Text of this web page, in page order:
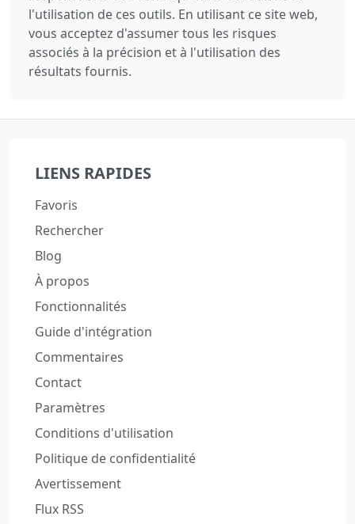
l'utilisation de ces outils. En utilisant ce site web,
vous acceptez d'assumer tous les risques
associés à la précision et à l'utilisation des
résultats fournis.
LIENS RAPIDES
Favoris
Rechercher
Blog
À propos
Fonctionnalités
Guide d'intégration
Commentaires
Contact
Paramètres
Conditions d'utilisation
Politique de confidentialité
Avertissement
Flux RSS